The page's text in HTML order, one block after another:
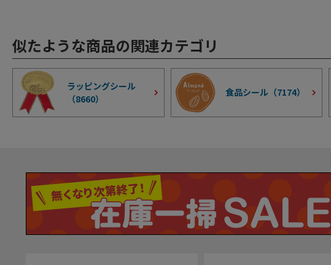
似たような商品の関連カテゴリ
ラッピングシール
（8660）
食品シール（7174）